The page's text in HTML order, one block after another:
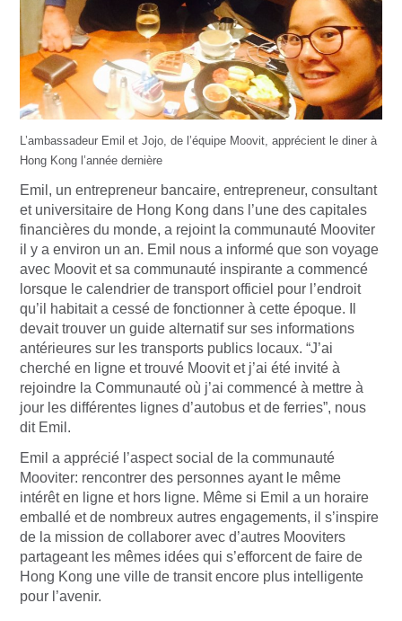
L’ambassadeur Emil et Jojo, de l’équipe Moovit, apprécient le diner à
Hong Kong l’année dernière
Emil, un entrepreneur bancaire, entrepreneur, consultant
et universitaire de Hong Kong dans l’une des capitales
financières du monde, a rejoint la communauté Mooviter
il y a environ un an. Emil nous a informé que son voyage
avec Moovit et sa communauté inspirante a commencé
lorsque le calendrier de transport officiel pour l’endroit
qu’il habitait a cessé de fonctionner à cette époque. Il
devait trouver un guide alternatif sur ses informations
antérieures sur les transports publics locaux. “J’ai
cherché en ligne et trouvé Moovit et j’ai été invité à
rejoindre la Communauté où j’ai commencé à mettre à
jour les différentes lignes d’autobus et de ferries”, nous
dit Emil.
Emil a apprécié l’aspect social de la communauté
Mooviter: rencontrer des personnes ayant le même
intérêt en ligne et hors ligne. Même si Emil a un horaire
emballé et de nombreux autres engagements, il s’inspire
de la mission de collaborer avec d’autres Mooviters
partageant les mêmes idées qui s’efforcent de faire de
Hong Kong une ville de transit encore plus intelligente
pour l’avenir.